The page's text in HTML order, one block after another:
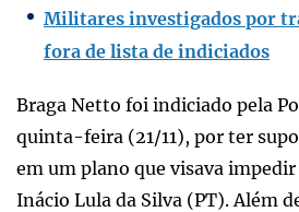
Militares investigados por
fora de lista de indiciados
Braga Netto foi indiciado pela
quinta-feira (21/11), por ter
em um plano que visava impedir
Inácio Lula da Silva (PT). Além